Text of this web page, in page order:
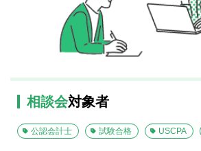
相談会対象者
公認会計士 試験合格 USCPA